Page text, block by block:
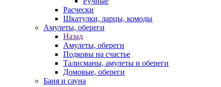
Расчески
Шкатулки, ларцы, комоды
Амулеты, обереги
Назад
Амулеты, обереги
Подковы на счастье
Талисманы, амулеты и обереги
Домовые, обереги
Баня и сауна